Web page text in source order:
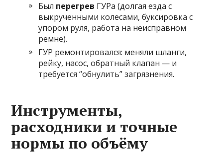
Был перегрев ГУРа (долгая езда с
выкрученными колесами, буксировка с
упором руля, работа на неисправном
ремне).
ГУР ремонтировался: меняли шланги,
рейку, насос, обратный клапан — и
требуется “обнулить” загрязнения.
Инструменты,
расходники и точные
нормы по объёму